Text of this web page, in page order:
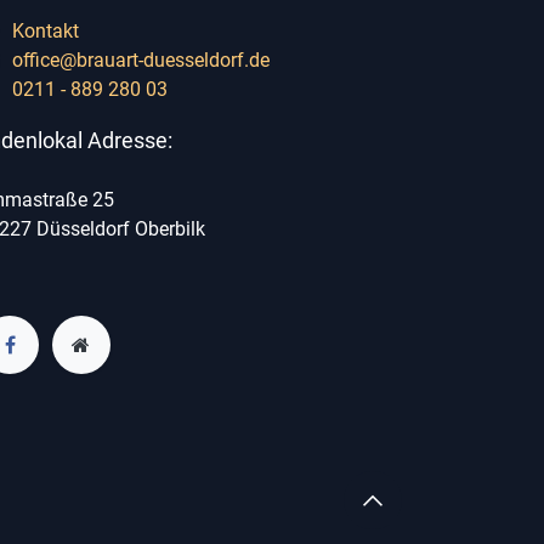
Kontakt
office@brauart-duesseldorf.de
0211 - 889 280 03
Adresse:
25
Düsseldorf Oberbilk